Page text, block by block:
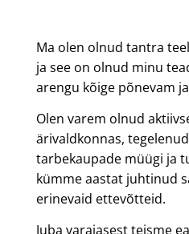
Ma olen olnud tantra
ja see on olnud minu
arengu kõige põnevam
Olen varem olnud
ärivaldkonnas,
tarbekaupade müügi ja
kümme aastat juhtinud
erinevaid ettevõtteid.
Juba varajasest teisme